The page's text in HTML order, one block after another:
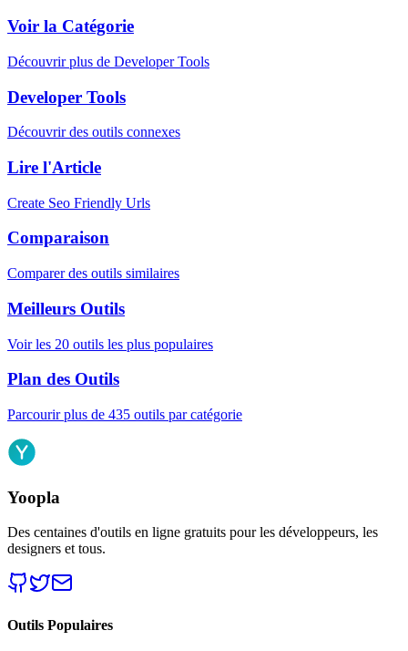
Voir la Catégorie
Découvrir plus de Developer Tools
Developer Tools
Découvrir des outils connexes
Lire l'Article
Create Seo Friendly Urls
Comparaison
Comparer des outils similaires
Meilleurs Outils
Voir les 20 outils les plus populaires
Plan des Outils
Parcourir plus de 435 outils par catégorie
Yoopla
Des centaines d'outils en ligne gratuits pour les développeurs, les
designers et tous.
Outils Populaires